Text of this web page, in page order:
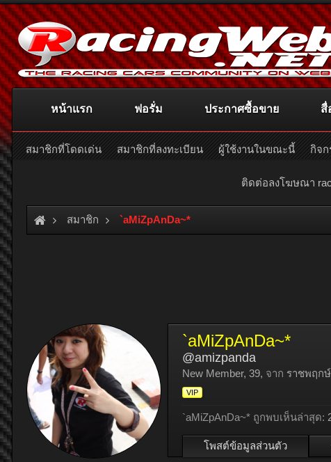
ติดต่อลงโฆษณา
สมาชิก `aMiZpAnDa~*
`aMiZpAnDa~*
@amizpanda
New Member, 39, จาก ราชพฤก
VIP
`aMiZpAnDa~* ถูกพบเห็นล่าสุด:
โพสต์ข้อมูลส่วนตัว
หน้าแรก ฟอรั่ม ประกาศซื้อขาย สื่
สมาชิกที่โดดเด่น สมาชิกที่ลงทะเบียน ผู้ใช้งานในขณะนี้ กิจก